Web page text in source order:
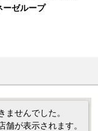
ーゼループ
ませんでした。
舗が表示されます。